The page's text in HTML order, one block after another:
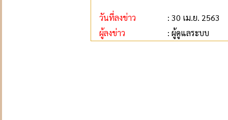
วันที่ลงข่าว
: 30 เม.ย. 2563
ผู้ลงข่าว
: ผู้ดูแลระบบ